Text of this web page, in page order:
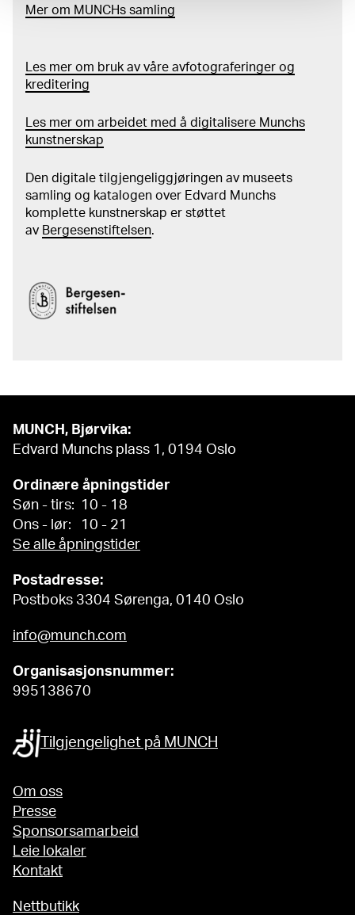
Mer om MUNCHs samling
Les mer om bruk av våre avfotograferinger og
kreditering
Les mer om arbeidet med å digitalisere Munchs
kunstnerskap
Den digitale tilgjengeliggjøringen av museets
samling og katalogen over Edvard Munchs
komplette kunstnerskap er støttet
av Bergesenstiftelsen.
MUNCH, Bjørvika:
Edvard Munchs plass 1, 0194 Oslo
Ordinære åpningstider
Søn - tirs: 10 - 18
Ons - lør: 10 - 21
Se alle åpningstider
Postadresse:
Postboks 3304 Sørenga, 0140 Oslo
info@munch.com
Organisasjonsnummer:
995138670
Tilgjengelighet på MUNCH
Om oss
Presse
Sponsorsamarbeid
Leie lokaler
Kontakt
Nettbutikk